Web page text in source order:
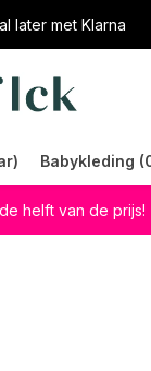
later met Klarna
Babykleding
helft van de prijs!